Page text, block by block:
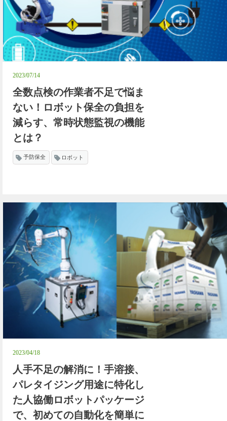
2023/07/14
全数点検の作業者不足で悩ま
ない！ロボット保全の負担を
減らす、常時状態監視の機能
とは？
予防保全 ロボット
2023/04/18
人手不足の解消に！手溶接、
パレタイジング用途に特化し
た人協働ロボットパッケージ
で、初めての自動化を簡単に